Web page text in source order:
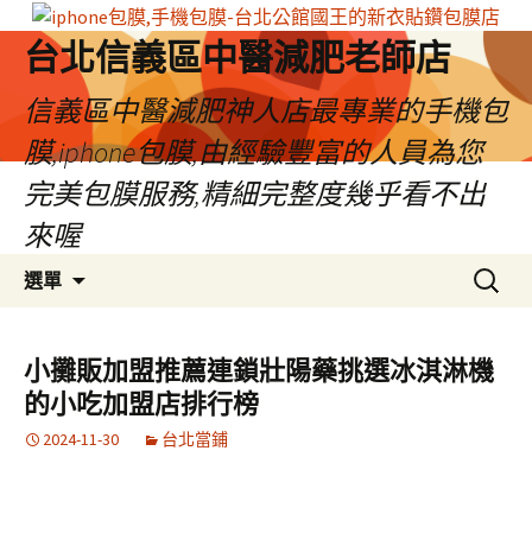
台北信義區中醫減肥老師店
信義區中醫減肥神人店最專業的手機包
膜,iphone包膜,由經驗豐富的人員為您
完美包膜服務,精細完整度幾乎看不出
來喔
選單
容
區
搜
尋
鍵
字:
小攤販加盟推薦連鎖壯陽藥挑選冰淇淋機
的小吃加盟店排行榜
2024-11-30 台北當鋪